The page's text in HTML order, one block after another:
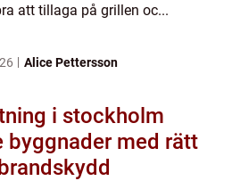
att tillaga på grillen oc...
Alice Pettersson
i stockholm
byggnader med rätt